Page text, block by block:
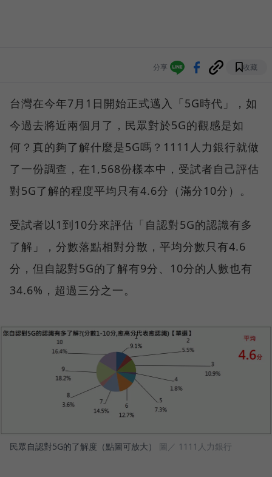
分享 收藏
台灣在今年7月1日開始正式邁入「5G時代」，如
今過去將近兩個月了，民眾對於5G的觀感是如
何？真的夠了解什麼是5G嗎？1111人力銀行就做
了一份調查，在1,568份樣本中，受試者自己評估
對5G了解的程度平均只有4.6分（滿分10分）。
受試者以1到10分來評估「自認對5G的認識有多
了解」，分數落點相對分散，平均分數只有4.6
分，但自認對5G的了解有9分、10分的人數也有
34.6%，超過三分之一。
民眾自認對5G的了解度（點圖可放大） 圖／ 1111人力銀行